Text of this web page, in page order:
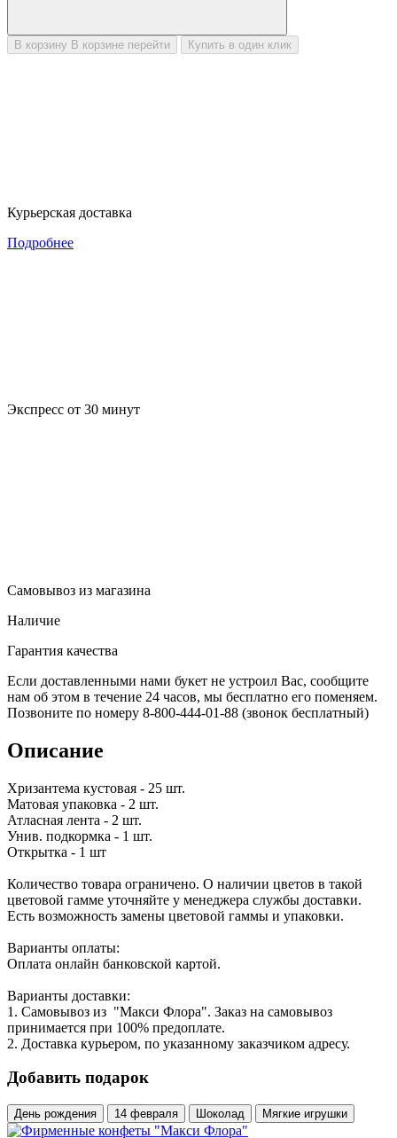
В корзину В корзине перейти Купить в один клик
Курьерская доставка
Подробнее
Экспресс от 30 минут
Самовывоз из магазина
Наличие
Гарантия качества
Если доставленными нами букет не устроил Вас, сообщите
нам об этом в течение 24 часов, мы бесплатно его поменяем.
Позвоните по номеру 8-800-444-01-88 (звонок бесплатный)
Описание
Хризантема кустовая - 25 шт.
Матовая упаковка - 2 шт.
Атласная лента - 2 шт.
Унив. подкормка - 1 шт.
Открытка - 1 шт
Количество товара ограничено. О наличии цветов в такой
цветовой гамме уточняйте у менеджера службы доставки.
Есть возможность замены цветовой гаммы и упаковки.
Варианты оплаты:
Оплата онлайн банковской картой.
Варианты доставки:
1. Самовывоз из "Макси Флора". Заказ на самовывоз
принимается при 100% предоплате.
2. Доставка курьером, по указанному заказчиком адресу.
Добавить подарок
День рождения 14 февраля Шоколад Мягкие игрушки